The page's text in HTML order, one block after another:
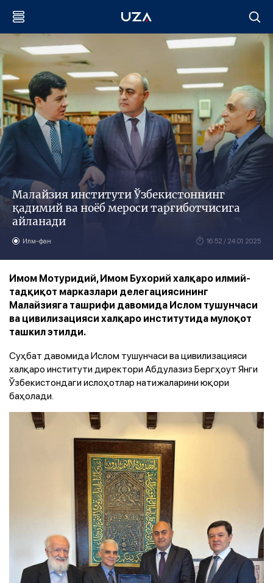
Малайзия институти Ўзбекистоннинг
қадимий ва ноёб мероси тарғиботчисига
айланади
Илм-фан 16:52 / 24.01.2025
Имом Мотуридий, Имом Бухорий халқаро илмий-
тадқиқот марказлари делегациясининг
Малайзияга ташрифи давомида Ислом тушунчаси
ва цивилизацияси халқаро институтида мулоқот
ташкил этилди.
Суҳбат давомида Ислом тушунчаси ва цивилизацияси
халқаро институти директори Абдулазиз Бергҳоут Янги
Ўзбекистондаги ислоҳотлар натижаларини юқори
баҳолади.